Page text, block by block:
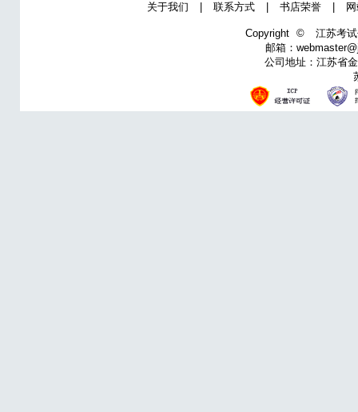
关于我们 联系方式 书店荣誉
Copyright ©
江苏考
邮箱：
公司地址：江苏省